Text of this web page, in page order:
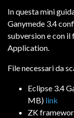
In questa mini
Ganymede 3.4
subversion e con
Application.
File necessari da
Eclipse 3.4
MB) link
ZK